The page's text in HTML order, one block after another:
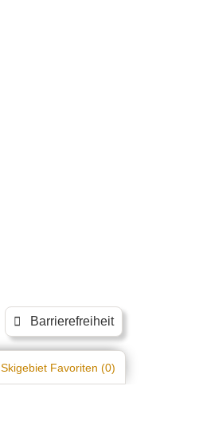
Barrierefreiheit
Skigebiet Favoriten (0)